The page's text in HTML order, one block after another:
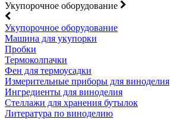
Укупорочное оборудование
Укупорочное оборудование
Машина для укупорки
Пробки
Термоколпачки
Фен для термоусадки
Измерительные приборы для виноделия
Ингредиенты для виноделия
Стеллажи для хранения бутылок
Литература по виноделию